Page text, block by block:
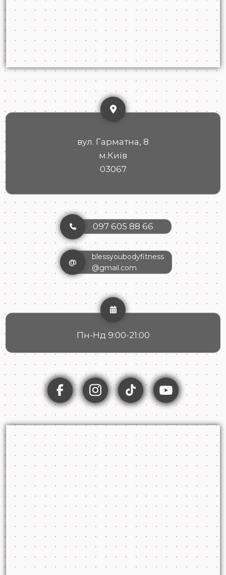
вул. Гарматна, 8
м.Київ
03067
097 605 88 66
@
blessyoubodyfitness
@gmail.com
Пн-Нд 9:00-21:00